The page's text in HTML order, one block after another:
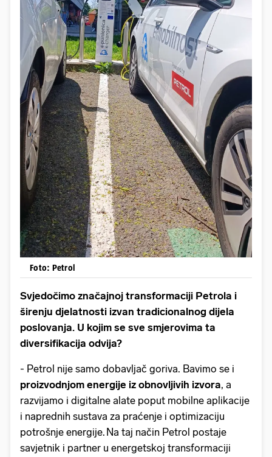
Foto: Petrol
Svjedočimo značajnoj transformaciji Petrola i
širenju djelatnosti izvan tradicionalnog dijela
poslovanja. U kojim se sve smjerovima ta
diversifikacija odvija?
- Petrol nije samo dobavljač goriva. Bavimo se i
proizvodnjom energije iz obnovljivih izvora, a
razvijamo i digitalne alate poput mobilne aplikacije
i naprednih sustava za praćenje i optimizaciju
potrošnje energije. Na taj način Petrol postaje
savjetnik i partner u energetskoj transformaciji